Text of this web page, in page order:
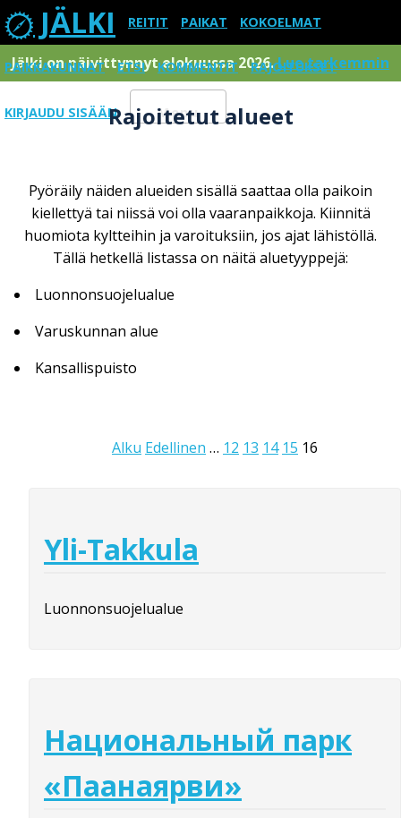
JÄLKI REITIT PAIKAT KOKOELMAT
PAIKKAKUNNAT ETSI KOMMENTIT RAJOITUKSET
KIRJAUDU SISÄÄN Menu
Jälki on päivittynnyt elokuussa 2026.Lue tarkemmin
Rajoitetut alueet
Pyöräily näiden alueiden sisällä saattaa olla paikoin
kiellettyä tai niissä voi olla vaaranpaikkoja. Kiinnitä
huomiota kyltteihin ja varoituksiin, jos ajat lähistöllä.
Tällä hetkellä listassa on näitä aluetyyppejä:
Luonnonsuojelualue
Varuskunnan alue
Kansallispuisto
Alku Edellinen … 12 13 14 15 16
Yli-Takkula
Luonnonsuojelualue
Национальный парк
«Паанаярви»